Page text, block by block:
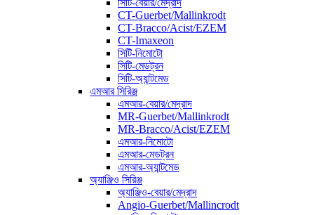
সিটি-বেয়ার/মেদ্রাদ
CT-Guerbet/Mallinkrodt
CT-Bracco/Acist/EZEM
CT-Imaxeon
সিটি-নিমোটো
সিটি-মেডট্রন
সিটি-অ্যান্টমেড
এমআর সিরিঞ্জ
এমআর-বেয়ার/মেদ্রাদ
MR-Guerbet/Mallinkrodt
MR-Bracco/Acist/EZEM
এমআর-নিমোটো
এমআর-মেডট্রন
এমআর-অ্যান্টমেড
অ্যাঞ্জিও সিরিঞ্জ
অ্যাঞ্জিও-বেয়ার/মেদ্রাদ
Angio-Guerbet/Mallincrodt